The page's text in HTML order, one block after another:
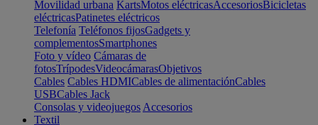
Movilidad urbana KartsMotos eléctricasAccesoriosBicicletas
eléctricasPatinetes eléctricos
Telefonía Teléfonos fijosGadgets y
complementosSmartphones
Foto y vídeo Cámaras de
fotosTrípodesVideocámarasObjetivos
Cables Cables HDMICables de alimentaciónCables
USBCables Jack
Consolas y videojuegos Accesorios
Textil